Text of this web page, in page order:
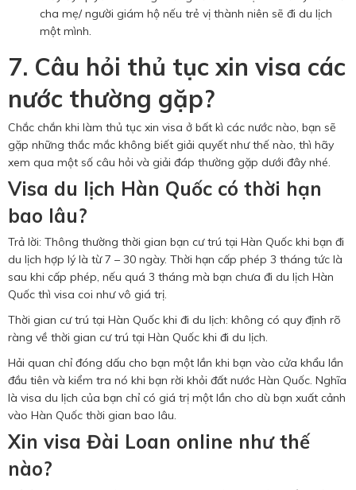
cha mẹ/ người giám hộ nếu trẻ vị thành niên sẽ đi du lịch
một mình.
7. Câu hỏi thủ tục xin visa các
nước thường gặp?
Chắc chắn khi làm thủ tục xin visa ở bất kì các nước nào, bạn sẽ
gặp những thắc mắc không biết giải quyết như thế nào, thì hãy
xem qua một số câu hỏi và giải đáp thường gặp dưới đây nhé.
Visa du lịch Hàn Quốc có thời hạn
bao lâu?
Trả lời: Thông thường thời gian bạn cư trú tại Hàn Quốc khi bạn đi
du lịch hợp lý là từ 7 – 30 ngày. Thời hạn cấp phép 3 tháng tức là
sau khi cấp phép, nếu quá 3 tháng mà bạn chưa đi du lịch Hàn
Quốc thì visa coi như vô giá trị.
Thời gian cư trú tại Hàn Quốc khi đi du lịch: không có quy định rõ
ràng về thời gian cư trú tại Hàn Quốc khi đi du lịch.
Hải quan chỉ đóng dấu cho bạn một lần khi bạn vào cửa khẩu lần
đầu tiên và kiểm tra nó khi bạn rời khỏi đất nước Hàn Quốc. Nghĩa
là visa du lịch của bạn chỉ có giá trị một lần cho dù bạn xuất cảnh
vào Hàn Quốc thời gian bao lâu.
Xin visa Đài Loan online như thế
nào?